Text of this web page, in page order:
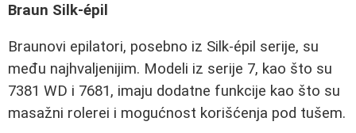
Braun Silk-épil
Braunovi epilatori, posebno iz Silk-épil serije, su
među najhvaljenijim. Modeli iz serije 7, kao što su
7381 WD i 7681, imaju dodatne funkcije kao što su
masažni rolerei i mogućnost korišćenja pod tušem.